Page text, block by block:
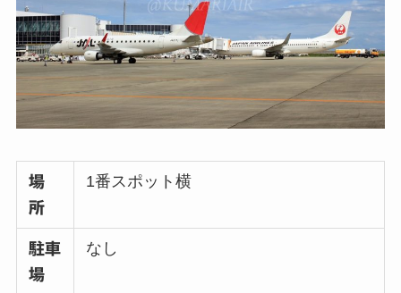
場
所
1番スポット横
駐車
場
なし